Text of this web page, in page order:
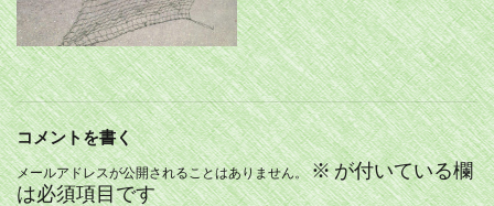
コメントを書く
メールアドレスが公開されることはありません。 ※が付いている欄
は必須項目です